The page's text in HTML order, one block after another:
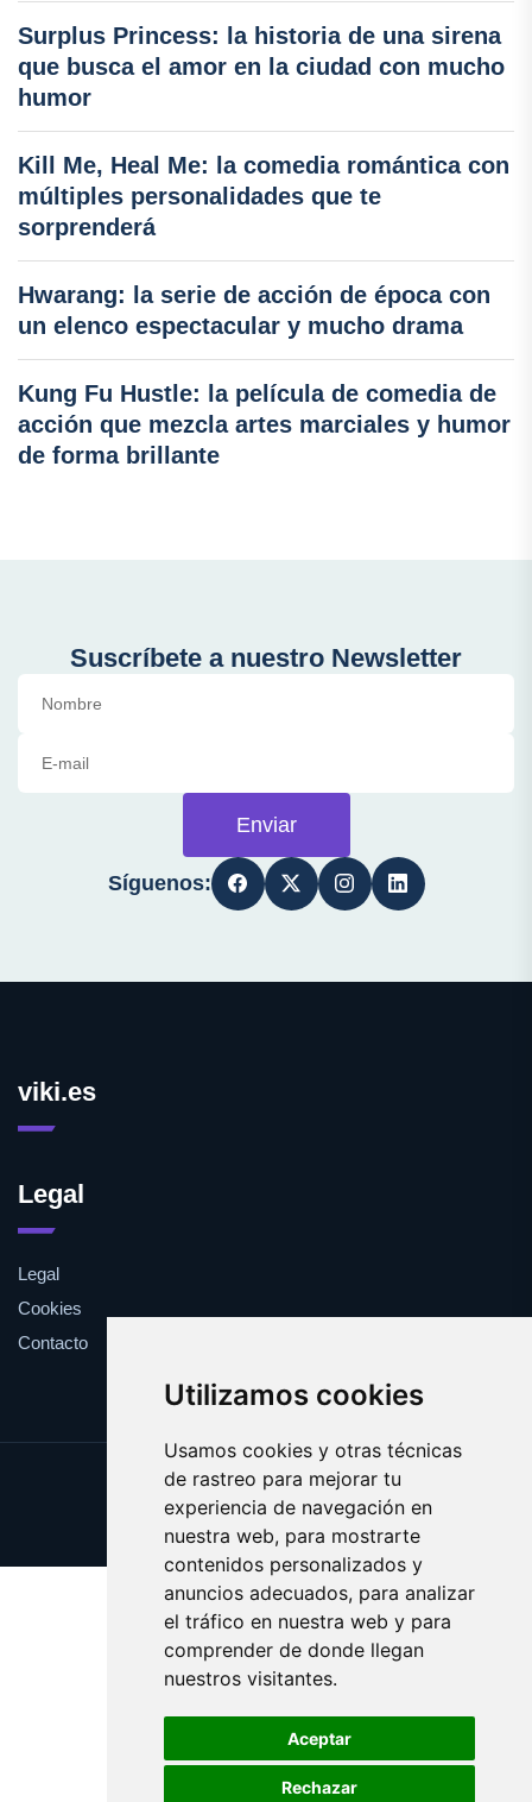
Utilizamos cookies
Usamos cookies y otras técnicas
de rastreo para mejorar tu
experiencia de navegación en
nuestra web, para mostrarte
contenidos personalizados y
anuncios adecuados, para analizar
el tráfico en nuestra web y para
comprender de donde llegan
nuestros visitantes.
Aceptar
Rechazar
Surplus Princess: la historia de una sirena
que busca el amor en la ciudad con mucho
humor
Kill Me, Heal Me: la comedia romántica con
múltiples personalidades que te
sorprenderá
Hwarang: la serie de acción de época con
un elenco espectacular y mucho drama
Kung Fu Hustle: la película de comedia de
acción que mezcla artes marciales y humor
de forma brillante
Suscríbete a nuestro Newsletter
Enviar
Síguenos:
viki.es
Legal
Legal
Cookies
Contacto
Update cookies preferences
Copyright © 2025 viki.es